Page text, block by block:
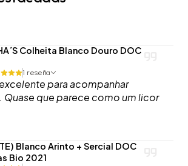
Colheita Blanco Douro DOC
1 reseña
para acompanhar
Quase que parece como um licor
Blanco Arinto + Sercial DOC
Bio 2021